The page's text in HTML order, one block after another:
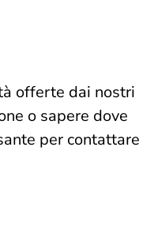
offerte dai nostri
o sapere dove
per contattare